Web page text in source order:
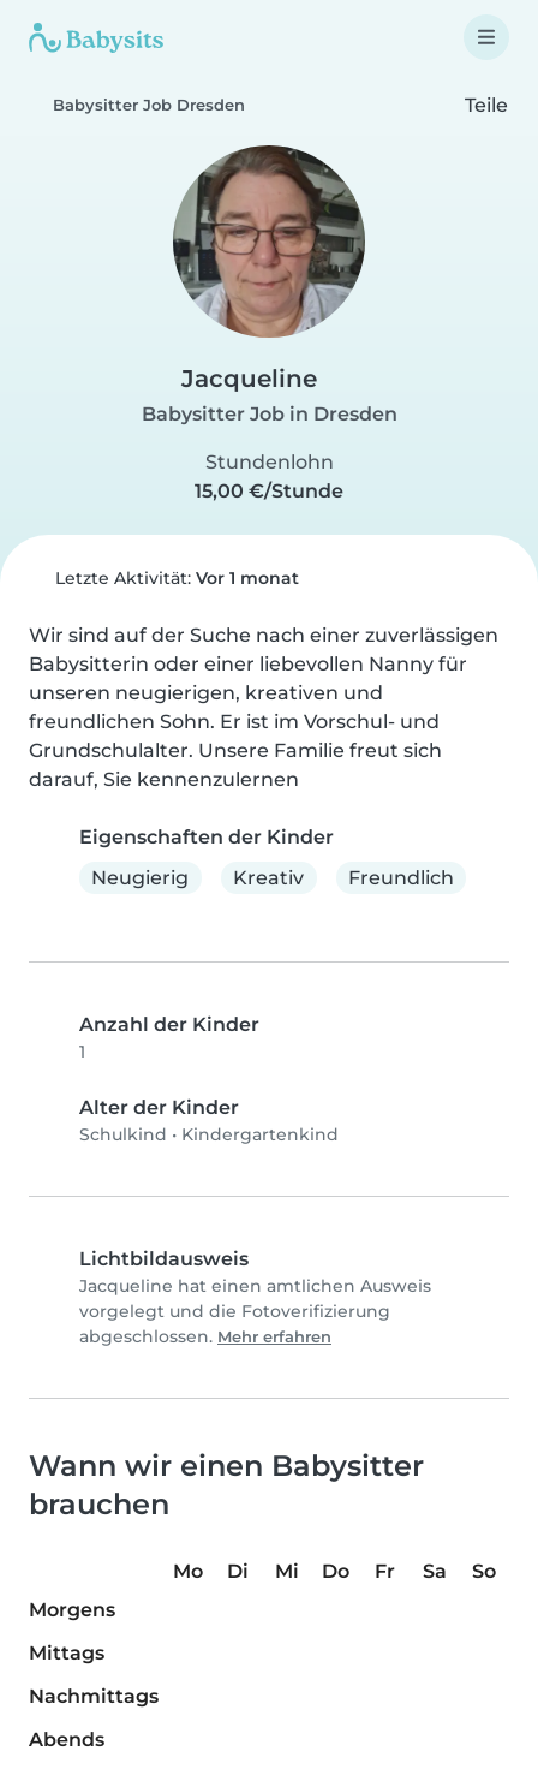
Babysitter Job Dresden Teile
Jacqueline
Babysitter Job in Dresden
Stundenlohn
15,00 €/Stunde
Letzte Aktivität: Vor 1 monat
Wir sind auf der Suche nach einer zuverlässigen
Babysitterin oder einer liebevollen Nanny für
unseren neugierigen, kreativen und
freundlichen Sohn. Er ist im Vorschul- und
Grundschulalter. Unsere Familie freut sich
darauf, Sie kennenzulernen
Eigenschaften der Kinder
Neugierig
Kreativ Freundlich
Anzahl der Kinder
1
Alter der Kinder
Schulkind • Kindergartenkind
Lichtbildausweis
Jacqueline hat einen amtlichen Ausweis
vorgelegt und die Fotoverifizierung
abgeschlossen. Mehr erfahren
Wann wir einen Babysitter
brauchen
Mo Di Mi Do Fr Sa
So
Morgens
Mittags
Nachmittags
Abends